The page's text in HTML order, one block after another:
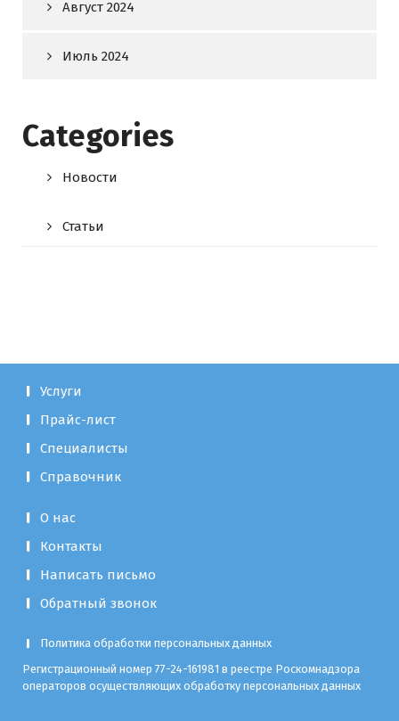
Август 2024
Июль 2024
Categories
Новости
Статьи
Услуги
Прайс-лист
Специалисты
Справочник
О нас
Контакты
Написать письмо
Обратный звонок
Политика обработки персональных данных
Регистрационный номер 77-24-161981 в реестре Роскомнадзора
операторов осуществляющих обработку персональных данных